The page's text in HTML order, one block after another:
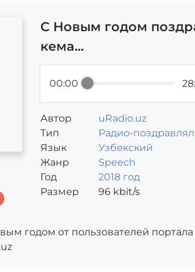
С Новым годом
кема...
00:00
Автор
uRadio.uz
Тип
Радио-
Язык
Узбекский
Жанр
Speech
Год
2018 год
Размер
96kbit/s
годом от пользователей портала